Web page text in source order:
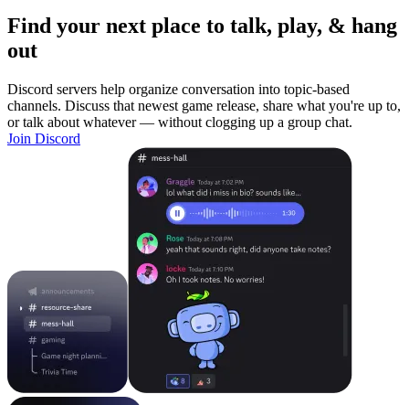
Find your next place to talk, play, & hang
out
Discord servers help organize conversation into topic-based
channels. Discuss that newest game release, share what you're up to,
or talk about whatever — without clogging up a group chat.
Join Discord